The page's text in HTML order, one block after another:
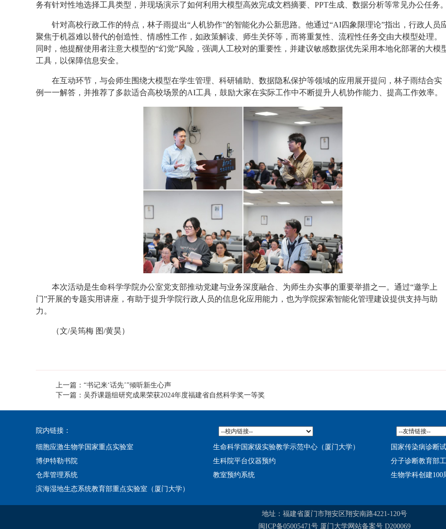
务有针对性地选择工具类型，并现场演示了如何利用大模型高效完成文档摘要、PPT生成、数据分析等常见办公任务。
针对高校行政工作的特点，林子雨提出“人机协作”的智能化办公新思路。他通过“AI四象限理论”指出，行政人员
聚焦于机器难以替代的创造性、情感性工作，如政策解读、师生关怀等，而将重复性、流程性任务交由大模型处理。
同时，他提醒使用者注意大模型的“幻觉”风险，强调人工校对的重要性，并建议敏感数据优先采用本地化部署的大模
工具，以保障信息安全。
在互动环节，与会师生围绕大模型在学生管理、科研辅助、数据隐私保护等领域的应用展开提问，林子雨结合实
例一一解答，并推荐了多款适合高校场景的AI工具，鼓励大家在实际工作中不断提升人机协作能力、提高工作效率。
本次活动是生命科学学院办公室党支部推动党建与业务深度融合、为师生办实事的重要举措之一。通过“邀学上
门”开展的专题实用讲座，有助于提升学院行政人员的信息化应用能力，也为学院探索智能化管理建设提供支持与助
力。
（文/吴筠梅 图/黄昊）
上一篇：“书记来‘话先’”倾听新生心声
下一篇：吴乔课题组研究成果荣获2024年度福建省自然科学奖一等奖
院内链接：
细胞应激生物学国家重点实验室 生命科学国家级实验教学示范中心（厦门大学）
国家传染病诊断
博伊特勒书院
生科院平台仪器预约
分子诊断教育部
仓库管理系统
教室预约系统
生物学科创建100
滨海湿地生态系统教育部重点实验室（厦门大学）
地址：福建省厦门市翔安区翔安南路4221-120号
闽ICP备05005471号 厦门大学网站备案号 D200069